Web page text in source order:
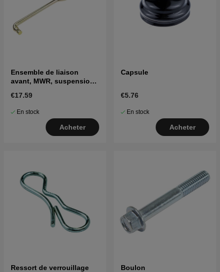
Ensemble de liaison
avant, MWR, suspension
€17.59
En stock
Acheter
Capsule
€5.76
En stock
Acheter
Ressort de verrouillage Boulon